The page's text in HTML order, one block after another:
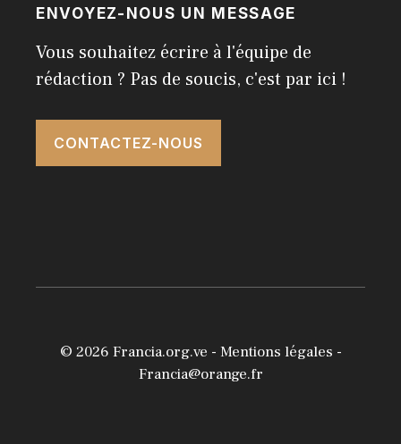
ENVOYEZ-NOUS UN MESSAGE
Vous souhaitez écrire à l'équipe de
rédaction ? Pas de soucis, c'est par ici !
CONTACTEZ-NOUS
© 2026 Francia.org.ve - Mentions légales -
Francia@orange.fr